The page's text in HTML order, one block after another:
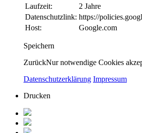
Laufzeit:
2 Jahre
Datenschutzlink: https://
Host:
Google.com
Speichern
ZurückNur notwendige Cookies
Datenschutzerklärung Impressum
Drucken